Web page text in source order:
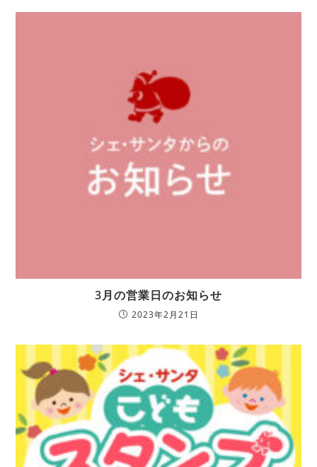
3月の営業日のお知らせ
2023年2月21日